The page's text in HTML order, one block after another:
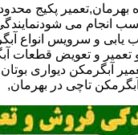
بهرمان,تعمیر پکیج
انجام می
یابی و سرویس انواع
تعمیر و تعویض قطعات
آبگرمکن دیواری
تاچی در بهرمان,